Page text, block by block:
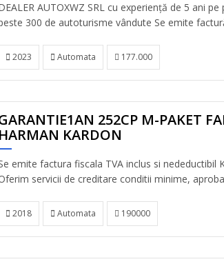
AUTOXWZ SRL cu experiență de 5 ani
300 de autoturisme vândute Se emite
2023 Automata 177.000
252CP M-PAKET
HARMAN KARDON
emite factura fiscala TVA inclus si
servicii de creditare conditii minime,
2018 Automata 190000